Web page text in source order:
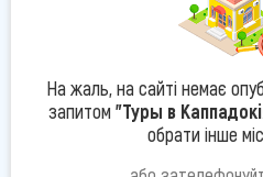
На жаль, на сайті немає
запитом "Туры в
обрати інше